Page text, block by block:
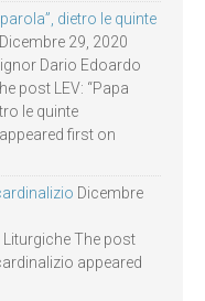
dietro le quinte
Dicembre 29, 2020
Dario Edoardo
post LEV: “Papa
le quinte
first on
Dicembre
Liturgiche The post
appeared